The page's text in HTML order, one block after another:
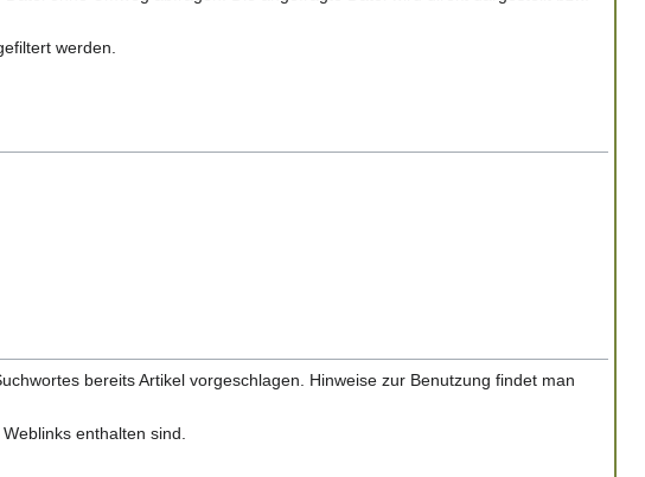
werden.
bereits Artikel vorgeschlagen. Hinweise zur Benutzung findet man
enthalten sind.